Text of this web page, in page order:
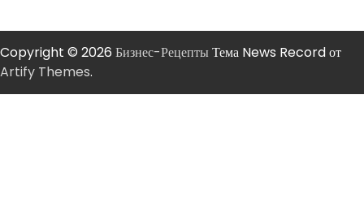
Copyright © 2026 Бизнес-РецептыТема News Record от
Artify Themes.